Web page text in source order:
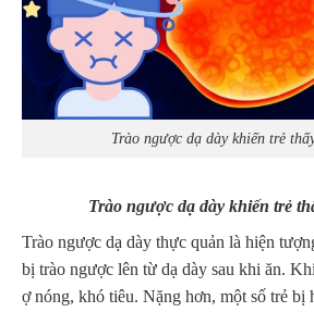
Trào ngược dạ dày khiến trẻ
Trào ngược dạ dày khiến trẻ
Trào ngược dạ dày thực quản là hiện
bị trào ngược lên từ dạ dày sau khi ăn.
ợ nóng, khó tiêu. Nặng hơn, một số trẻ bị